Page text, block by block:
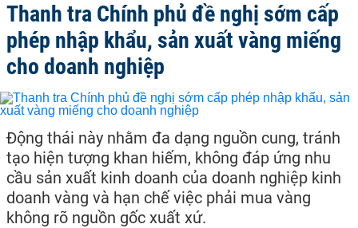
Thanh tra Chính phủ đề nghị sớm cấp
phép nhập khẩu, sản xuất vàng miếng
cho doanh nghiệp
Động thái này nhằm đa dạng nguồn cung, tránh
tạo hiện tượng khan hiếm, không đáp ứng nhu
cầu sản xuất kinh doanh của doanh nghiệp kinh
doanh vàng và hạn chế việc phải mua vàng
không rõ nguồn gốc xuất xứ.